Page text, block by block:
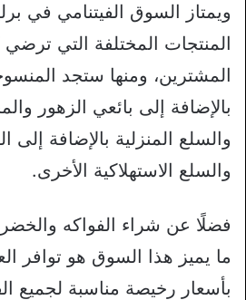
ويمتاز السوق الفيتنامي في
المنتجات المختلفة التي ترضي
المشترين، ومنها ستجد
بالإضافة إلى بائعي الزهور
والسلع المنزلية بالإضافة إلى
والسلع الاستهلاكية الأخرى.
فضلًا عن شراء الفواكه
ما يميز هذا السوق هو توافر
بأسعار رخيصة مناسبة لجميع